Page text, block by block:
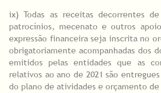
ix) Todas as receitas decorrentes
patrocínios, mecenato e outros
expressão financeira seja inscrita no
obrigatoriamente acompanhadas dos
emitidos pelas entidades que as
relativos ao ano de 2021 são
do plano de atividades e orçamento de